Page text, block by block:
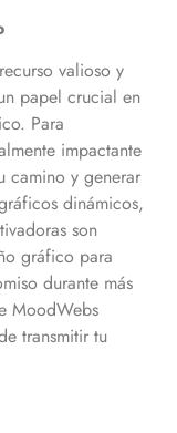
valioso y
papel crucial en
Para
impactante
camino y generar
dinámicos,
son
gráfico para
durante más
MoodWebs
transmitir tu